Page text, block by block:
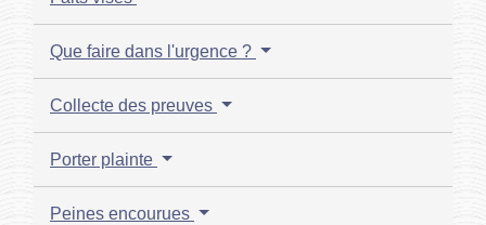
Que faire dans l'urgence ?
Collecte des preuves
Porter plainte
Peines encourues